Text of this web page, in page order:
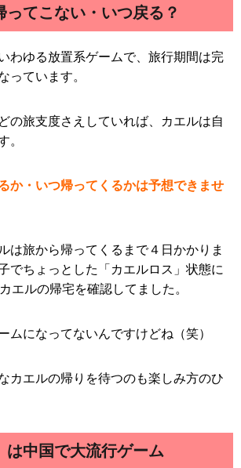
ってこない・いつ戻る？
わゆる放置系ゲームで、旅行期間は完
っています。
の旅支度さえしていれば、カエルは自
。
か・いつ帰ってくるかは予想できませ
は旅から帰ってくるまで４日かかりま
でちょっとした「カエルロス」状態に
エルの帰宅を確認してました。
ムになってないんですけどね（笑）
カエルの帰りを待つのも楽しみ方のひ
は中国で大流行ゲーム